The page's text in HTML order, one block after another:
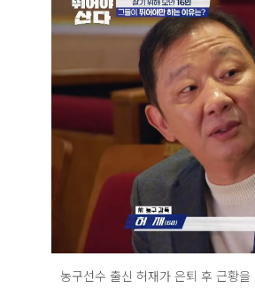
농구선수 출신 허재가 은퇴 후 근황을